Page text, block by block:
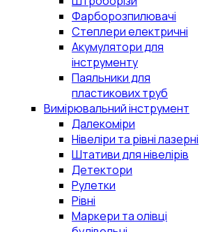
Фарборозпилювачі
Степлери електричні
Акумулятори для
інструменту
Паяльники для
пластикових труб
Вимірювальний інструмент
Далекоміри
Нівеліри та рівні лазерні
Штативи для нівелірів
Детектори
Рулетки
Рівні
Маркери та олівці